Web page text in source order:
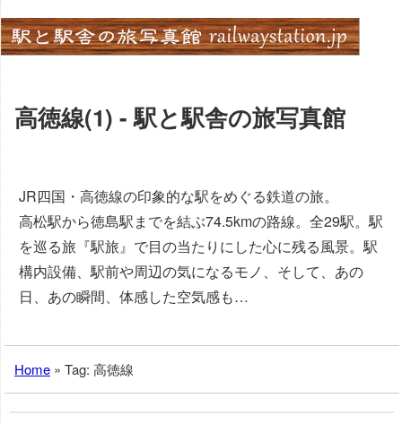
Skip
to
content
高徳線(1) - 駅と駅舎の旅写真館
JR四国・高徳線の印象的な駅をめぐる鉄道の旅。
高松駅から徳島駅までを結ぶ74.5kmの路線。全29駅。駅
を巡る旅『駅旅』で目の当たりにした心に残る風景。駅
構内設備、駅前や周辺の気になるモノ、そして、あの
日、あの瞬間、体感した空気感も…
Home » Tag: 高徳線